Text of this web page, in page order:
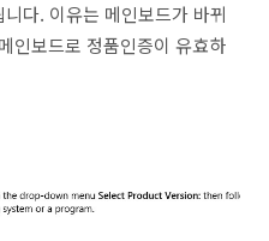
다. 이유는 메인보드가 바뀌
인보드로 정품인증이 유효하